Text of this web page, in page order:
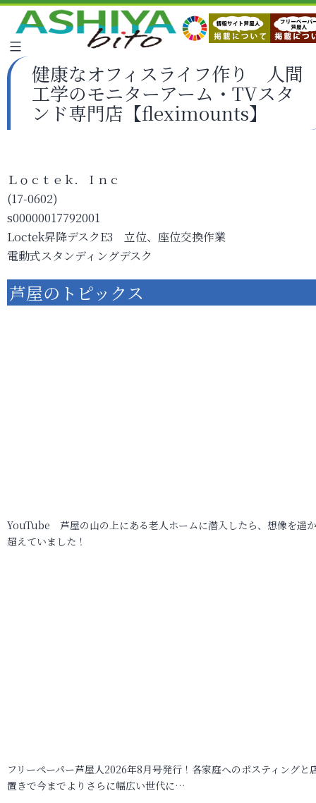
健康なオフィスライフ作り 人間
工学のモニターアーム・TVスタ
ンド専門店【fleximounts】
Ｌｏｃｔｅｋ．Ｉｎｃ
(17-0602)
s00000017792001
Loctek昇降デスクE3 立位、座位交換作業
電動式スタンディングデスク
芦屋のトピックス
YouTube 芦屋の山の上にある老人ホームに潜入したら、想像を遥
超えていました！
フリーペーパー芦屋人2026年8月号発行！各家庭へのポスティングと
置きで今までよりさらに幅広い世代に…